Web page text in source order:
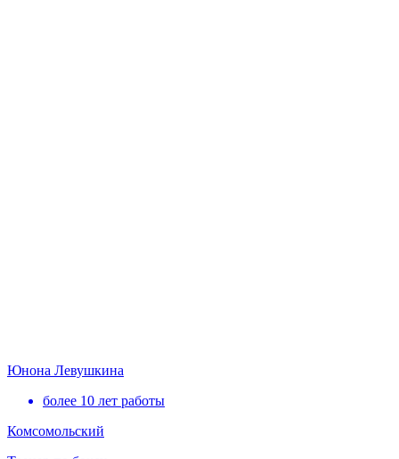
Юнона Левушкина
более 10 лет работы
Комсомольский